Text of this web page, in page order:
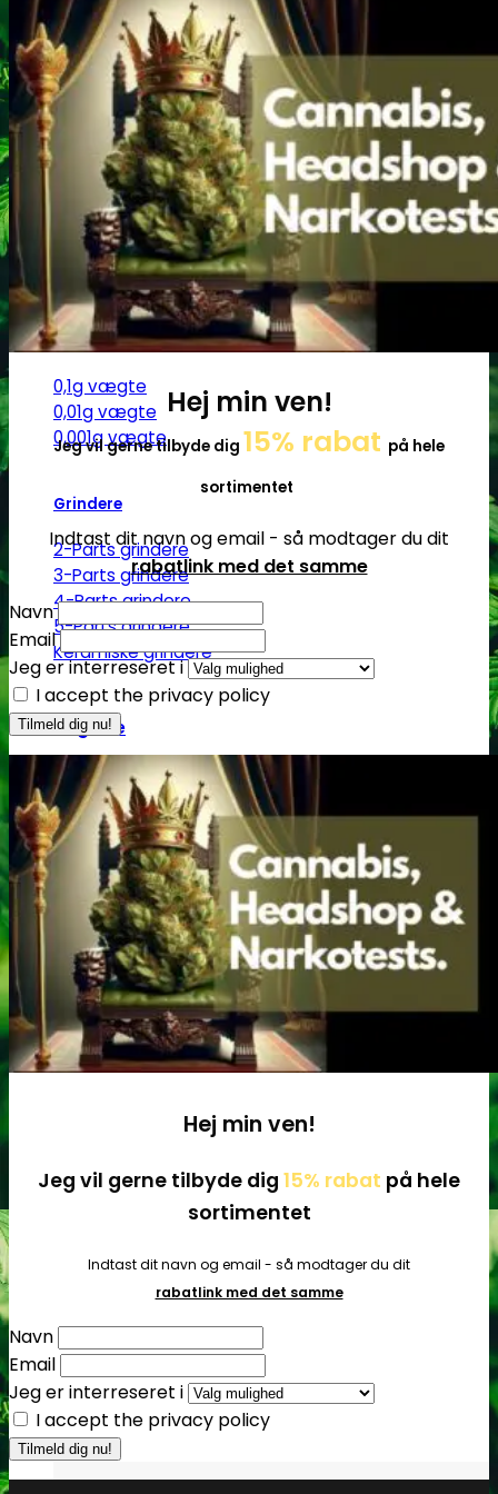
Ø20
SG14
Sniff & Snus
Master blastere
Snuff Box
Snifferør
Sniffesæt
Pulverbeholdere
Pulverknusere
Digital vægte
0,1g vægte
0,01g vægte
0,001g vægte
Grindere
2-Parts grindere
3-Parts grindere
4-Parts grindere
5-Parts grindere
Keramiske grindere
Røgelse
Røgelsespinde
Røgelseskegler
Salviebundter
Røgelsesholdere
Rengøring
Lugt- og duftfjernere
Glasrens
Børster
Tilbehør
Hej min ven!
Jeg vil gerne tilbyde dig 15% rabat på hele
sortimentet
Indtast dit navn og email - så modtager du dit
rabatlink med det samme
Navn
Email
Jeg er interreseret i
I accept the privacy policy
Hej min ven!
Jeg vil gerne tilbyde dig 15% rabat på hele
sortimentet
Indtast dit navn og email - så modtager du dit
rabatlink med det samme
Navn
Email
Jeg er interreseret i
I accept the privacy policy